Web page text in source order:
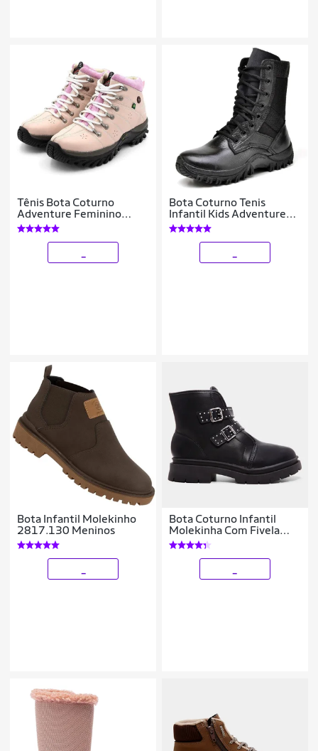
Tênis Bota Coturno
Adventure Feminino
Infantil
Bota Coturno Tenis
Infantil Kids Adventure
Militar
Bota Infantil Molekinho
2817.130 Meninos
Bota Coturno Infantil
Molekinha Com Fivela
Menina